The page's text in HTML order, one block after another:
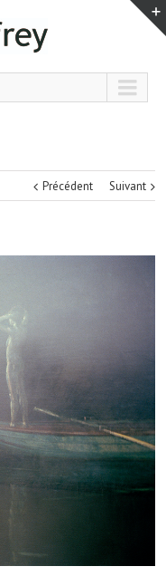
Précédent Suivant